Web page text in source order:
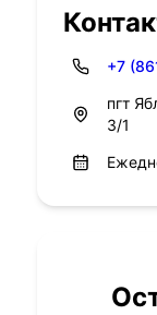
+7
пгт
3/1